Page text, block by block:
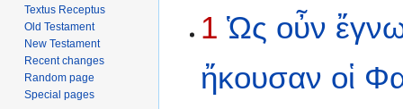
toto
1 Ὡς οὖν
ἤκουσαν οἱ
Textus Receptus
Old Testament
New Testament
Recent changes
Random page
Special pages